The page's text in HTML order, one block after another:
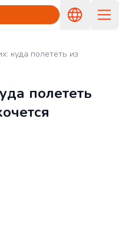
куда полететь из
полететь